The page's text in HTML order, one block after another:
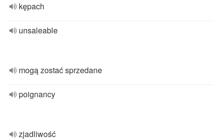
kępach
unsaleable
mogą zostać sprzedane
poignancy
zjadliwość